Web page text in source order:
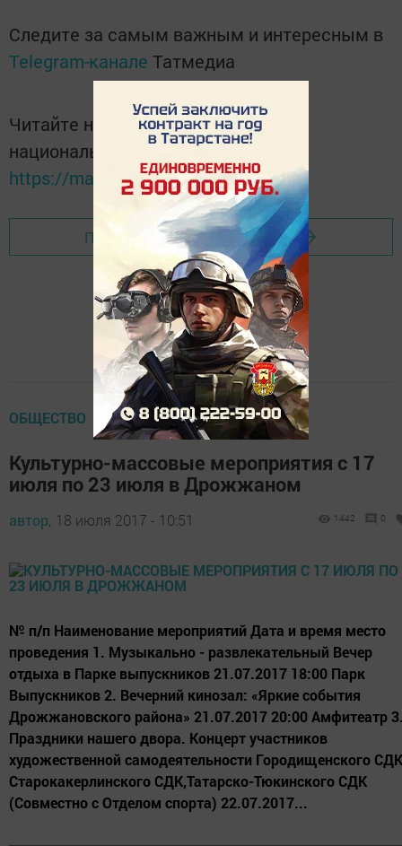
Следите за самым важным и интересным в
Telegram-канале Татмедиа
Читайте новости Татарстана в
национальном мессенджере MАХ:
https://max.ru/tatmedia
Перейти на страницу новости
ОБЩЕСТВО
Культурно-массовые мероприятия с 17
июля по 23 июля в Дрожжаном
автор, 18 июля 2017 - 10:51 1442 0
№ п/п Наименование мероприятий Дата и время место
проведения 1. Музыкально - развлекательный Вечер
отдыха в Парке выпускников 21.07.2017 18:00 Парк
Выпускников 2. Вечерний кинозал: «Яркие события
Дрожжановского района» 21.07.2017 20:00 Амфитеатр
Праздники нашего двора. Концерт участников
художественной самодеятельности Городищенского
Старокакерлинского СДК,Татарско-Тюкинского СДК
(Совместно с Отделом спорта) 22.07.2017...